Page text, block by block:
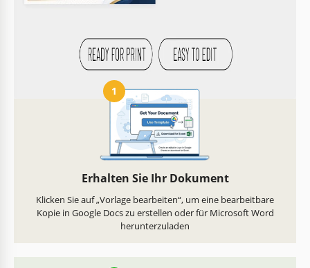
So verwenden und bearbeiten Sie diese
1
Erhalten Sie Ihr Dokument
Klicken Sie auf „Vorlage bearbeiten“, um eine bearbeitbare
Kopie in Google Docs zu erstellen oder für Microsoft Word
herunterzuladen